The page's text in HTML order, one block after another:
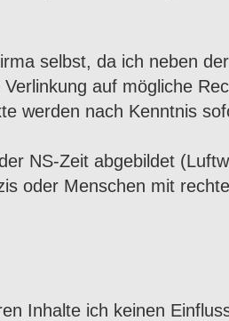
selbst, da ich neben
auf mögliche
werden nach Kenntnis
NS-Zeit abgebildet
oder Menschen mit
Inhalte ich keinen